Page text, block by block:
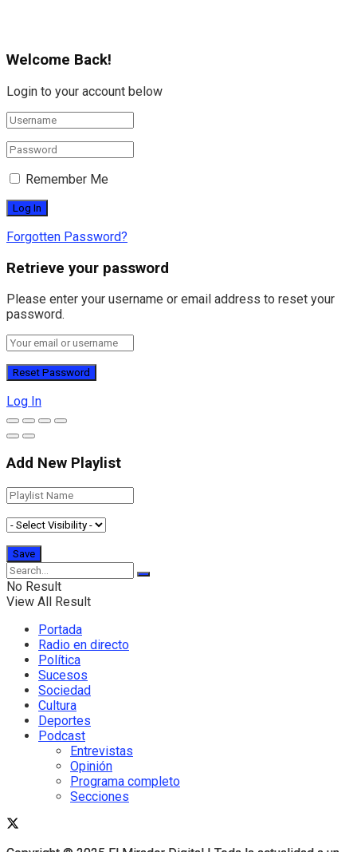
Welcome Back!
Login to your account below
Remember Me
Forgotten Password?
Retrieve your password
Please enter your username or email address to reset your
password.
Log In
Add New Playlist
No Result
View All Result
Portada
Radio en directo
Política
Sucesos
Sociedad
Cultura
Deportes
Podcast
Entrevistas
Opinión
Programa completo
Secciones